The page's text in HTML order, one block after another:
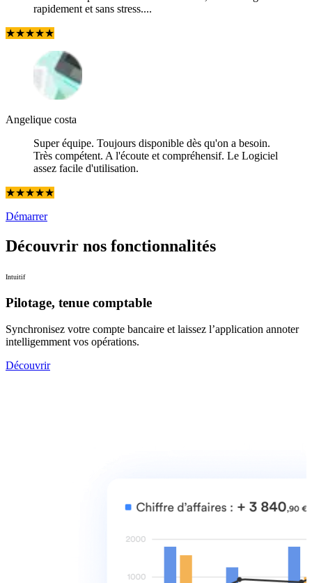
rapidement et sans stress....
★★★★★
Angelique costa
Super équipe. Toujours disponible dès qu'on a besoin.
Très compétent. A l'écoute et compréhensif. Le Logiciel
assez facile d'utilisation.
★★★★★
Démarrer
Découvrir nos fonctionnalités
Intuitif
Pilotage, tenue comptable
Synchronisez votre compte bancaire et laissez l’application annoter
intelligemment vos opérations.
Découvrir